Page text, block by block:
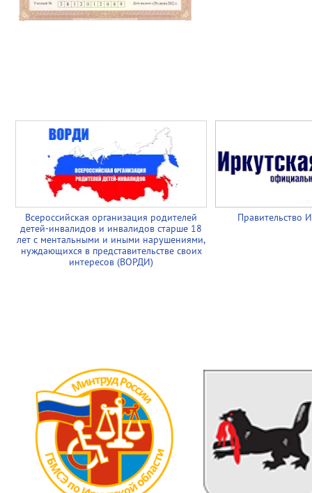
Всероссийская организация родителей
детей-инвалидов и инвалидов старше 18
лет с ментальными и иными нарушениями,
нуждающихся в представительстве своих
интересов (ВОРДИ)
Правительство